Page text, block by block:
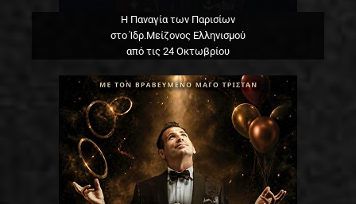
Η Παναγία των Παρισίων
στο Ίδρ.Μείζονος Ελληνισμού
από τις 24 Οκτωβρίου